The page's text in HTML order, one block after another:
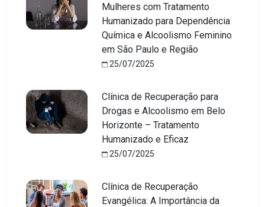
Mulheres com Tratamento
Humanizado para Dependência
Química e Alcoolismo Feminino
em São Paulo e Região
25/07/2025
Clínica de Recuperação para
Drogas e Alcoolismo em Belo
Horizonte – Tratamento
Humanizado e Eficaz
25/07/2025
Clínica de Recuperação
Evangélica: A Importância da